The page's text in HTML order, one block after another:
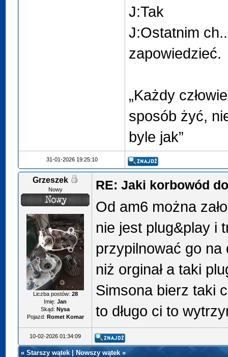
J:Tak
J:Ostatnim
zapowiedzieć.
„Każdy
sposób żyć,
byle jak”
31-01-2026 19:25:10
Grzeszek
Nowy
Liczba postów: 28
Imię: Jan
Skąd: Nysa
Pojazd: Romet Komar
RE: Jaki korbowód
Od am6 można
nie jest plug&play i
przypilnować go
niż orginał a taki
Simsona bierz taki
to długo ci to
10-02-2026 01:34:09
«Starszy wątek |Nowszy wątek »